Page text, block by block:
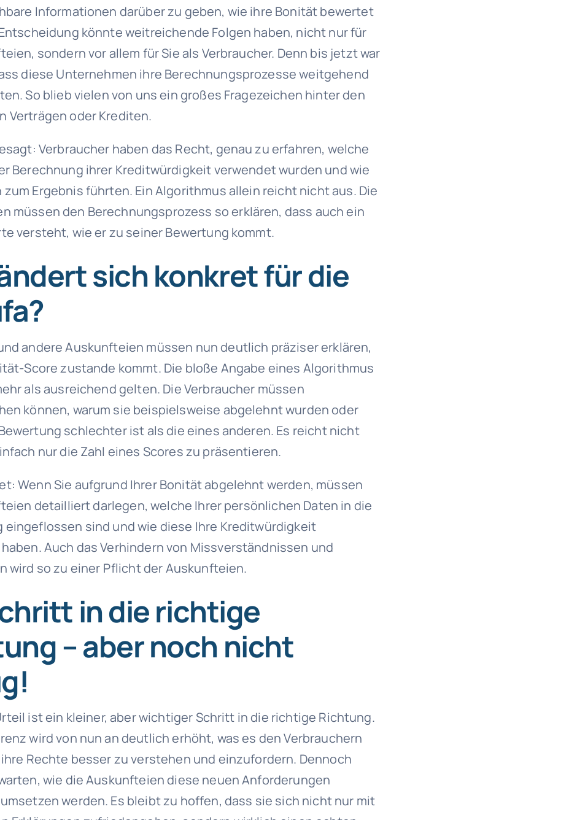
Informationen darüber zu geben, wie ihre Bonität bewertet
könnte weitreichende Folgen haben, nicht nur für
sondern vor allem für Sie als Verbraucher. Denn bis jetzt war
diese Unternehmen ihre Berechnungsprozesse weitgehend
So blieb vielen von uns ein großes Fragezeichen hinter den
Verträgen oder Krediten.
Verbraucher haben das Recht, genau zu erfahren, welche
Berechnung ihrer Kreditwürdigkeit verwendet wurden und wie
zum Ergebnis führten. Ein Algorithmus allein reicht nicht aus. Die
müssen den Berechnungsprozess so erklären, dass auch ein
versteht, wie er zu seiner Bewertung kommt.
sich konkret für die
andere Auskunfteien müssen nun deutlich präziser erklären,
Score zustande kommt. Die bloße Angabe eines Algorithmus
als ausreichend gelten. Die Verbraucher müssen
können, warum sie beispielsweise abgelehnt wurden oder
schlechter ist als die eines anderen. Es reicht nicht
nur die Zahl eines Scores zu präsentieren.
Wenn Sie aufgrund Ihrer Bonität abgelehnt werden, müssen
detailliert darlegen, welche Ihrer persönlichen Daten in die
eingeflossen sind und wie diese Ihre Kreditwürdigkeit
Auch das Verhindern von Missverständnissen und
wird so zu einer Pflicht der Auskunfteien.
in die richtige
– aber noch nicht
ist ein kleiner, aber wichtiger Schritt in die richtige Richtung.
wird von nun an deutlich erhöht, was es den Verbrauchern
Rechte besser zu verstehen und einzufordern. Dennoch
wie die Auskunfteien diese neuen Anforderungen
werden. Es bleibt zu hoffen, dass sie sich nicht nur mit